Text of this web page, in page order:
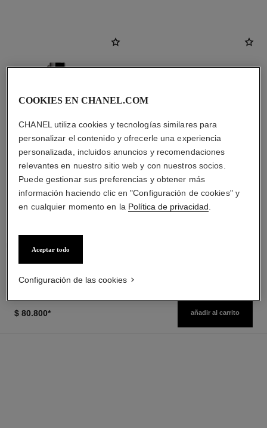
noir allure
Máscara Todo en Uno:
stylo ombre et contour
Lápiz 3 en 1: Sombra de Ojos,
$ 80.800* añadir al carrito
COOKIES EN CHANEL.COM
CHANEL utiliza cookies y tecnologías similares para
personalizar el contenido y ofrecerle una experiencia
personalizada, incluidos anuncios y recomendaciones
relevantes en nuestro sitio web y con nuestros socios.
Puede gestionar sus preferencias y obtener más
información haciendo clic en "Configuración de cookies" y
en cualquier momento en la Política de privacidad
Aceptar todo
Configuración de las cookies